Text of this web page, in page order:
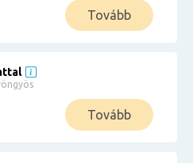
Tovább
Tovább